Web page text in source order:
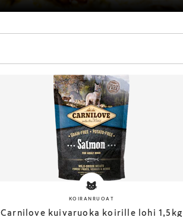
KOIRANRUOAT
Carnilove kuivaruoka koirille lohi 1,5kg